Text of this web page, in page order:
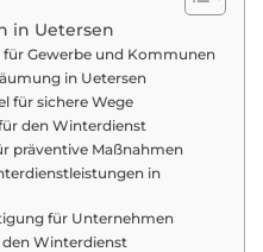
in Uetersen
Gewerbe und Kommunen
in Uetersen
für sichere Wege
den Winterdienst
präventive Maßnahmen
in
für Unternehmen
den Winterdienst